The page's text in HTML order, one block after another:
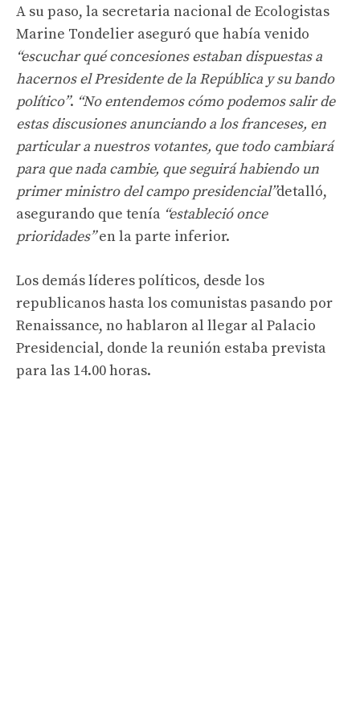
A su paso, la secretaria nacional de Ecologistas
Marine Tondelier aseguró que había venido
“escuchar qué concesiones estaban dispuestas a
hacernos el Presidente de la República y su bando
político”. “No entendemos cómo podemos salir de
estas discusiones anunciando a los franceses, en
particular a nuestros votantes, que todo cambiará
para que nada cambie, que seguirá habiendo un
primer ministro del campo presidencial”detalló,
asegurando que tenía “estableció once
prioridades”en la parte inferior.
Los demás líderes políticos, desde los
republicanos hasta los comunistas pasando por
Renaissance, no hablaron al llegar al Palacio
Presidencial, donde la reunión estaba prevista
para las 14.00 horas.